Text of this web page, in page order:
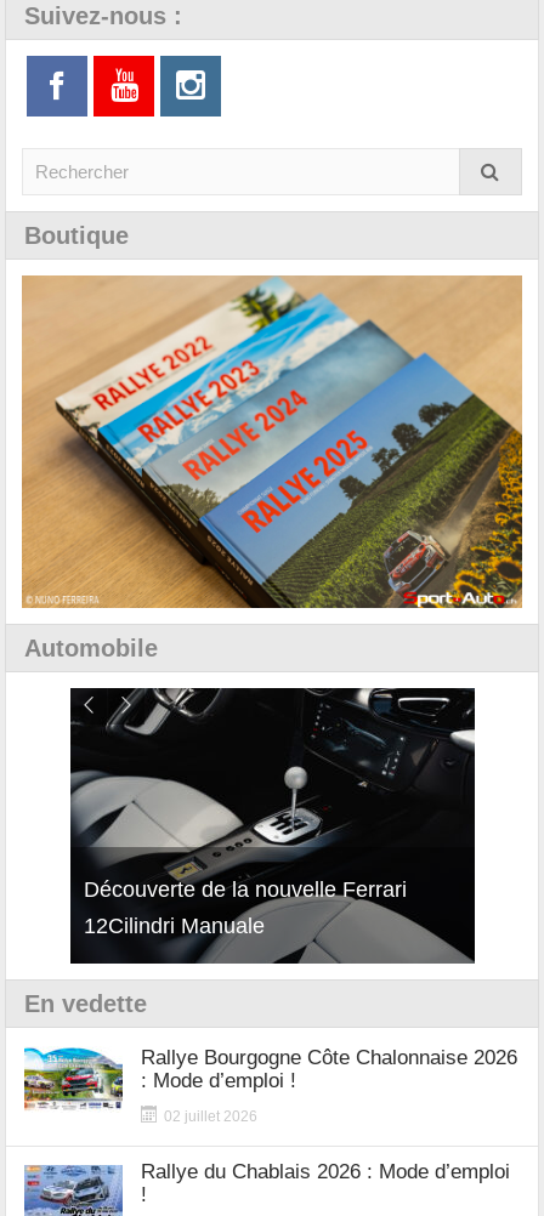
Suivez-nous :
Boutique
Automobile
Découverte de la nouvelle Ferrari
12Cilindri Manuale
En vedette
Rallye Bourgogne Côte Chalonnaise 2026
: Mode d’emploi !
02 juillet 2026
Rallye du Chablais 2026 : Mode d’emploi
!